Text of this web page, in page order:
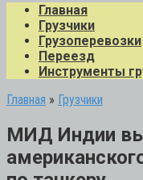
Главная
Грузчики
Грузоперевозки
Переезд
Инструменты
Главная » Грузчики
МИД Индии